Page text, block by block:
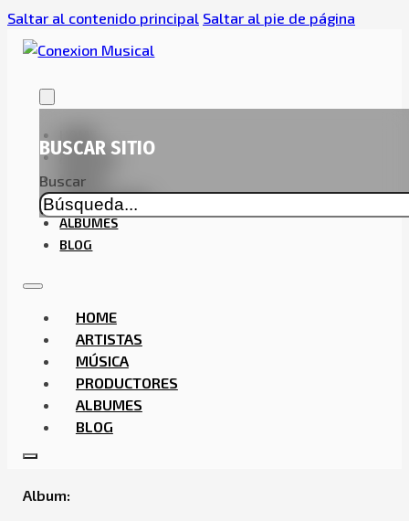
Saltar al contenido principal Saltar al pie de página
BUSCAR SITIO
Buscar
ARTISTAS
MÚSICA
PRODUCTORES
ALBUMES
BLOG
HOME
ARTISTAS
MÚSICA
PRODUCTORES
ALBUMES
BLOG
COYOTE63 – DINERO Y PROBLEMA FT. AVELINO
Album: